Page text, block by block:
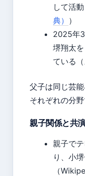
して活
典） ）
2025年
堺翔太
ている
父子は同じ芸能
それぞれの分
親子関係と共
親子で
り、小
（